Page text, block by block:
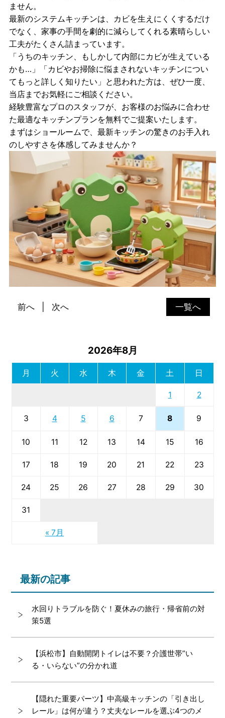
ません。
最新のシステムキッチンは、カビを生えにくくするだけ
でなく、家事の手間を劇的に減らしてくれる素晴らしい
工夫がたくさん詰まっています。
「うちのキッチン、もしかして内部にカビが生えている
かも…」「カビやお掃除に悩まされないキッチンについ
てもっと詳しく知りたい」と思われた方は、ぜひ一度、
当店までお気軽にご相談ください。
経験豊富なプロのスタッフが、お客様のお悩みに合わせ
た最適なキッチンプランを無料でご提案いたします。
まずはショールームで、最新キッチンの驚きのお手入れ
のしやすさを体感してみませんか？
一覧へ
前へ 次へ
2026年8月
月 火 水 木 金 土 日
« 7月
1 2
3 4 5 6 7 8 9
10 11 12 13 14 15 16
17 18 19 20 21 22 23
24 25 26 27 28 29 30
31
最新の記事
水回りトラブルを防ぐ！夏休みの旅行・帰省前の対
策5選
【浜松市】自動開閉トイレは不要？介護世帯”い
る・いらない”の分かれ道
【隠れた重要パーツ】中高級キッチンの「引き出し
レール」は何が違う？丈夫なレールを選ぶ4つのメ